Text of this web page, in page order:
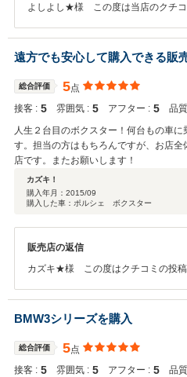
よしよし★様 この度は当店のクチコ
で御座います。 アメ車を何台も乗
していただける良い車輌をご紹介出
少々お住まいとは距離が御座います
ペーン等も行っておりますので、お
いです。今後とも宜しくお願い致しま
遠方でも安心して購入できる販
総合評価 5点
接客 : 5 雰囲気 : 5 アフター : 5 品
人生２台目のボクスター！何台もの車
す。担当の方はもちろんですが、お店
店です。またお願いします！
カズキ！
購入年月： 2015/09
購入した車：ポルシェ ボクスター
販売店の返信
カズキ★様 この度はクチコミの投稿
す。今後とも末長いお付き合いの程
BMW3シリーズを購入
総合評価 5点
接客 : 5 雰囲気 : 5 アフター : 5 品